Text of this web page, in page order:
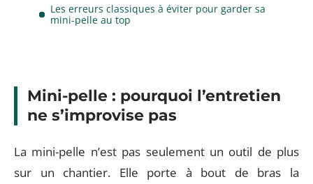
Les erreurs classiques à éviter pour garder sa
mini-pelle au top
Mini-pelle : pourquoi l’entretien
ne s’improvise pas
La mini-pelle n’est pas seulement un outil de plus
sur un chantier. Elle porte à bout de bras la